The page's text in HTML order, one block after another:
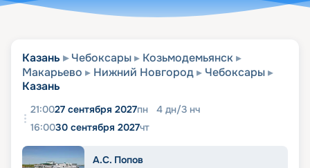
Казань Чебоксары
Козьмодемьянск
Макарьево
Нижний Новгород
Чебоксары
Казань
21:0027 сентября 2027пн 4 дн/3 нч
16:0030 сентября 2027чт
А.С. Попов